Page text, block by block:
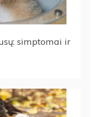
simptomai ir